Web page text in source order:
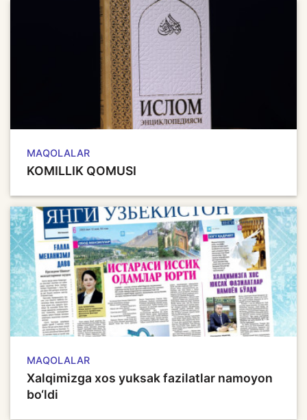
MAQOLALAR
KOMILLIK QOMUSI
MAQOLALAR
Xalqimizga xos yuksak fazilatlar namoyon
bo‘ldi